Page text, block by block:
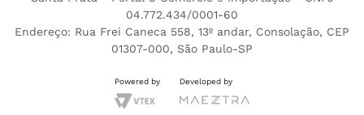
04.772.434/0001-60
Endereço: Rua Frei Caneca 558, 13º andar, Consolação, CEP
01307-000, São Paulo-SP
Powered by Developed by